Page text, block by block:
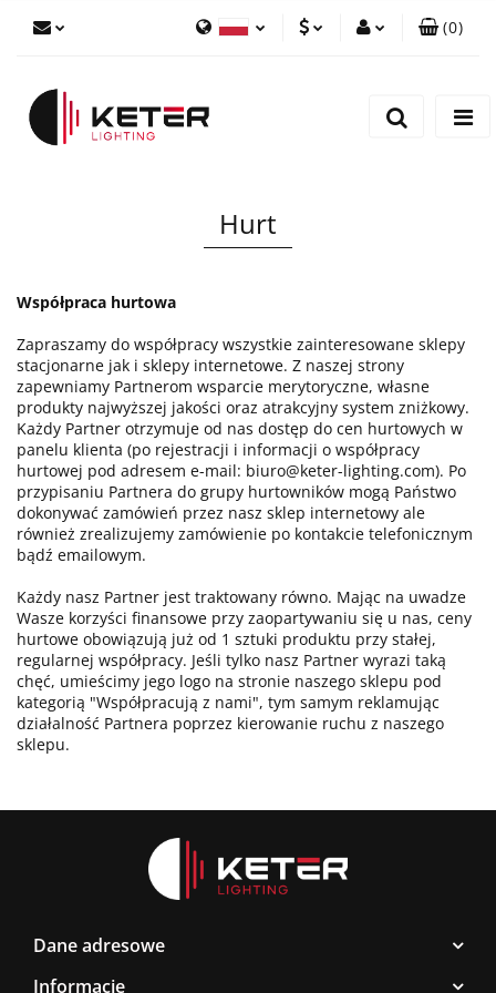
English
(0)
Hurt
Współpraca hurtowa
Zapraszamy do współpracy wszystkie zainteresowane sklepy
stacjonarne jak i sklepy internetowe. Z naszej strony
zapewniamy Partnerom wsparcie merytoryczne, własne
produkty najwyższej jakości oraz atrakcyjny system zniżkowy.
Każdy Partner otrzymuje od nas dostęp do cen hurtowych w
panelu klienta (po rejestracji i informacji o współpracy
hurtowej pod adresem e-mail: biuro@keter-lighting.com). Po
przypisaniu Partnera do grupy hurtowników mogą Państwo
dokonywać zamówień przez nasz sklep internetowy ale
również zrealizujemy zamówienie po kontakcie telefonicznym
bądź emailowym.
Każdy nasz Partner jest traktowany równo. Mając na uwadze
Wasze korzyści finansowe przy zaopartywaniu się u nas, ceny
hurtowe obowiązują już od 1 sztuki produktu przy stałej,
regularnej współpracy. Jeśli tylko nasz Partner wyrazi taką
chęć, umieścimy jego logo na stronie naszego sklepu pod
kategorią "Współpracują z nami", tym samym reklamując
działalność Partnera poprzez kierowanie ruchu z naszego
sklepu.
Dane adresowe
Informacje